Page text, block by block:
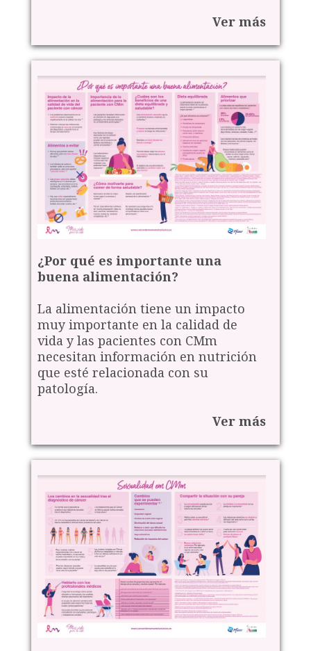
Ver más
¿Por qué es importante una
buena alimentación?
La alimentación tiene un impacto
muy importante en la calidad de
vida y las pacientes con CMm
necesitan información en nutrición
que esté relacionada con su
patología.
Ver más